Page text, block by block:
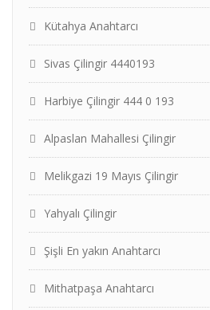
Kütahya Anahtarcı
Sivas Çilingir 4440193
Harbiye Çilingir 444 0 193
Alpaslan Mahallesi Çilingir
Melikgazi 19 Mayıs Çilingir
Yahyalı Çilingir
Şişli En yakın Anahtarcı
Mithatpaşa Anahtarcı